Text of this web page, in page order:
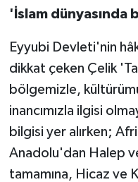
'İslam dünyasında
Eyyubi Devleti'nin
dikkat çeken Çelik
bölgemizle,
inancımızla ilgisi
bilgisi yer alırken;
Anadolu'dan Halep
tamamına, Hicaz ve